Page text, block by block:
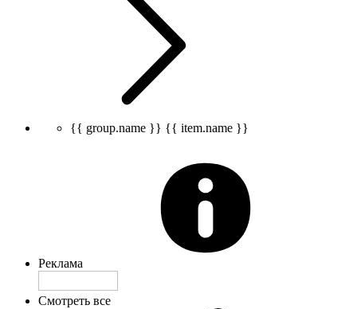
{{ group.name }} {{ item.name }}
Реклама
Смотреть все